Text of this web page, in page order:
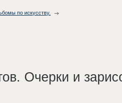
по искусству.
Очерки и